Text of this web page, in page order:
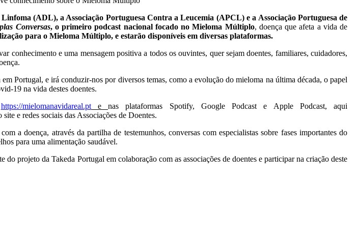
(ADL), a Associação Portuguesa Contra a Leucemia (APCL) e a Associação Portuguesa de
Conversas, o primeiro podcast nacional focado no Mieloma Múltiplo, doença que afeta a vida de
para o Mieloma Múltiplo, e estarão disponíveis em diversas plataformas.
e uma mensagem positiva a todos os ouvintes, quer sejam doentes, familiares, cuidadores,
Portugal, e irá conduzir-nos por diversos temas, como a evolução do mieloma na última década, o papel
19 na vida destes doentes.
https://mielomanavidareal.ptenas plataformas Spotify, Google Podcast e Apple Podcast, aqui
e redes sociais das Associações de Doentes.
doença, através da partilha de testemunhos, conversas com especialistas sobre fases importantes do
para uma alimentação saudável.
projeto da Takeda Portugal em colaboração com as associações de doentes e participar na criação deste